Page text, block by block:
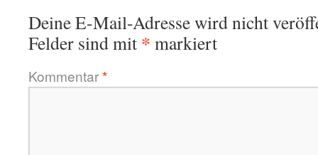
Deine E-Mail-Adresse wird nicht
Felder sind mit * markiert
Kommentar*